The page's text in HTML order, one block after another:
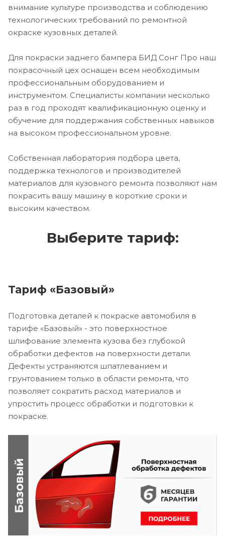
внимание культуре производства и соблюдению
технологических требований по ремонтной
окраске кузовных деталей.
Для покраски заднего бампера БИД Сонг Про наш
покрасочный цех оснащен всем необходимым
профессиональным оборудованием и
инструментом. Специалисты компании несколько
раз в год проходят квалификационную оценку и
обучение для поддержания собственных навыков
на высоком профессиональном уровне.
Собственная лаборатория подбора цвета,
поддержка технологов и производителей
материалов для кузовного ремонта позволяют нам
покрасить вашу машину в короткие сроки и
высоким качеством.
Выберите тариф:
Тариф «Базовый»
Подготовка деталей к покраске автомобиля в
тарифе «Базовый» - это поверхностное
шлифование элемента кузова без глубокой
обработки дефектов на поверхности детали.
Дефекты устраняются шпатлеванием и
грунтованием только в области ремонта, что
позволяет сократить расход материалов и
упростить процесс обработки и подготовки к
покраске.